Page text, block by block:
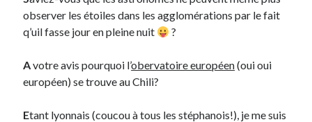
Post inutile
Proust
Sorties cuculturelles
Tavukoi
observer les étoiles dans les agglomérations par le fait
q’uil fasse jour en pleine nuit
?
Avotre avis pourquoi l’obervatoire européen(oui oui
européen) se trouve au Chili?
Etant lyonnais (coucou à tous les stéphanois!), je me suis